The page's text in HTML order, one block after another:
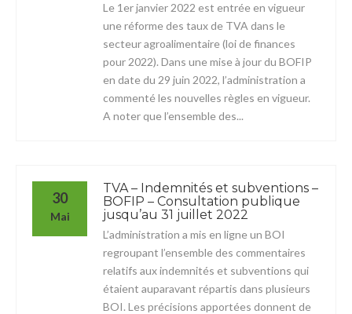
Le 1er janvier 2022 est entrée en vigueur
une réforme des taux de TVA dans le
secteur agroalimentaire (loi de finances
pour 2022). Dans une mise à jour du BOFIP
en date du 29 juin 2022, l’administration a
commenté les nouvelles règles en vigueur.
A noter que l’ensemble des...
30
Mai
TVA – Indemnités et subventions –
BOFIP – Consultation publique
jusqu’au 31 juillet 2022
L’administration a mis en ligne un BOI
regroupant l’ensemble des commentaires
relatifs aux indemnités et subventions qui
étaient auparavant répartis dans plusieurs
BOI. Les précisions apportées donnent de